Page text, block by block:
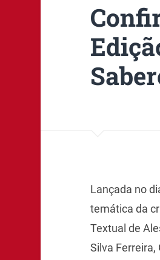
Lançada no
temática da
Textual de
Silva Ferreira,